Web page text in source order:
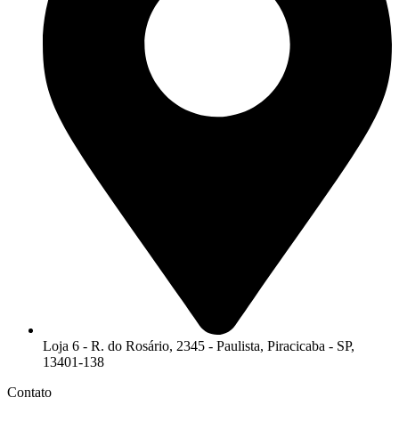
Loja 6 - R. do Rosário, 2345 - Paulista, Piracicaba - SP,
13401-138
Contato